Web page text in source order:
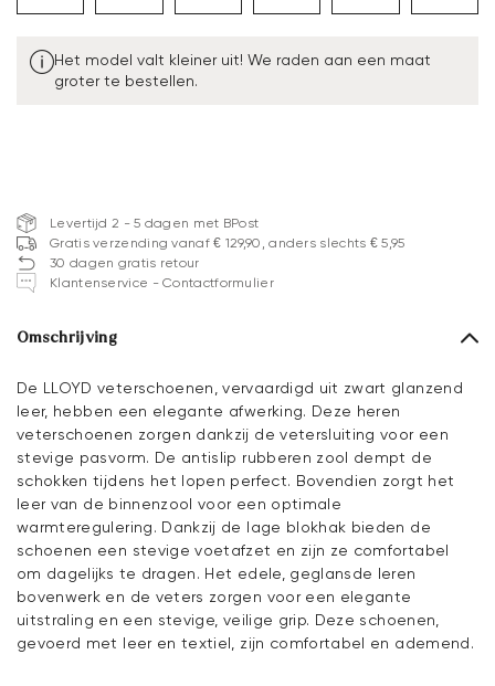
Het model valt kleiner uit! We raden aan een maat
groter te bestellen.
Levertijd 2 - 5 dagen met BPost
Gratis verzending vanaf € 129,90, anders slechts € 5,95
30 dagen gratis retour
Klantenservice - Contactformulier
Omschrijving
De LLOYD veterschoenen, vervaardigd uit zwart glanzend
leer, hebben een elegante afwerking. Deze heren
veterschoenen zorgen dankzij de vetersluiting voor een
stevige pasvorm. De antislip rubberen zool dempt de
schokken tijdens het lopen perfect. Bovendien zorgt het
leer van de binnenzool voor een optimale
warmteregulering. Dankzij de lage blokhak bieden de
schoenen een stevige voetafzet en zijn ze comfortabel
om dagelijks te dragen. Het edele, geglansde leren
bovenwerk en de veters zorgen voor een elegante
uitstraling en een stevige, veilige grip. Deze schoenen,
gevoerd met leer en textiel, zijn comfortabel en ademend.